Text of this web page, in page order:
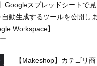
Googleスプレッドシートで見
動生成するツールを公開しま
Workspace】
【Makeshop】カテゴリ商